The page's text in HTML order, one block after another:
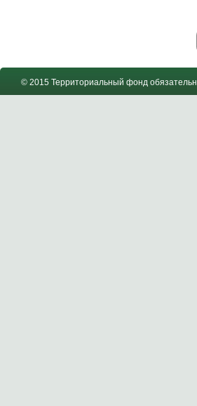
© 2015 Территориальный фонд